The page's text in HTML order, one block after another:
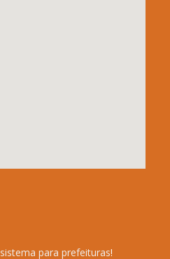
sistema para prefeituras!